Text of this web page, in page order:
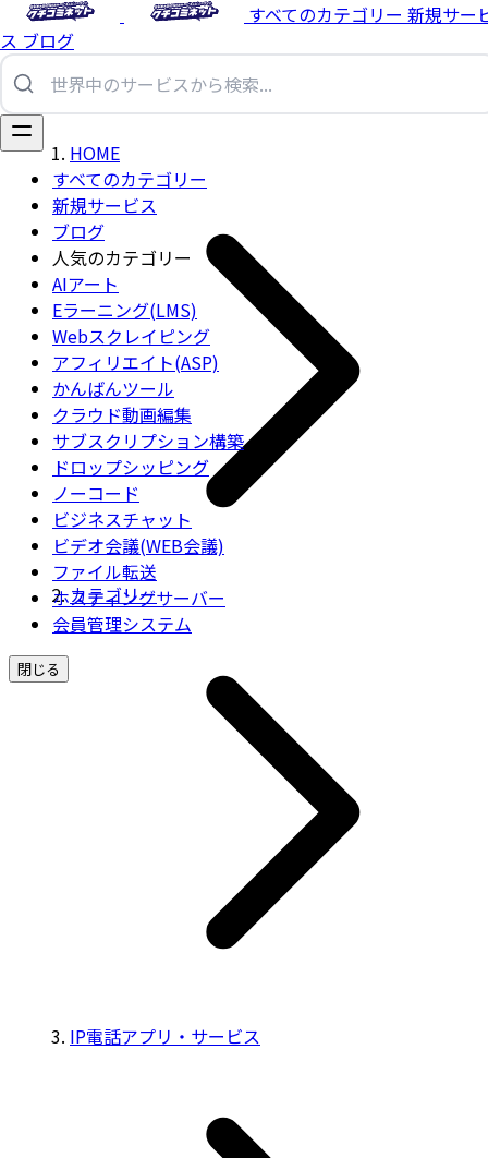
すべてのカテゴリー 新規サー
ス ブログ
すべてのカテゴリー
新規サービス
ブログ
人気のカテゴリー
AIアート
Eラーニング(LMS)
Webスクレイピング
アフィリエイト(ASP)
かんばんツール
クラウド動画編集
サブスクリプション構築
ドロップシッピング
ノーコード
ビジネスチャット
ビデオ会議(WEB会議)
ファイル転送
ホスティングサーバー
会員管理システム
閉じる
HOME
カテゴリー
IP電話アプリ・サービス